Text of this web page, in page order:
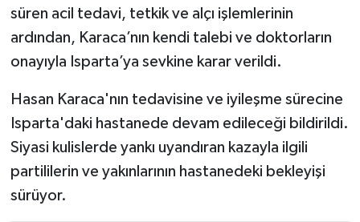
süren acil tedavi, tetkik ve alçı işlemlerinin
ardından, Karaca’nın kendi talebi ve doktorların
onayıyla Isparta’ya sevkine karar verildi.
Hasan Karaca'nın tedavisine ve iyileşme sürecine
Isparta'daki hastanede devam edileceği bildirildi.
Siyasi kulislerde yankı uyandıran kazayla ilgili
partililerin ve yakınlarının hastanedeki bekleyişi
sürüyor.